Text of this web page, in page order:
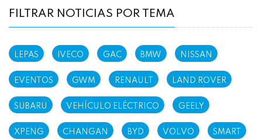
FILTRAR NOTICIAS POR TEMA
LEPAS IVECO GAC BMW NISSAN
EVENTOS GWM RENAULT LAND ROVER
SUBARU VEHÍCULO ELÉCTRICO GEELY
XPENG CHANGAN BYD VOLVO SMART